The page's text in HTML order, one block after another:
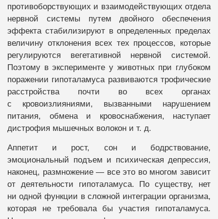
противоборствующих и взаимодействующих отдела
нервной системы путем двойного обеспечения
эффекта стабилизируют в определенных пределах
величину отклонения всех тех процессов, которые
регулируются вегетативной нервной системой.
Поэтому в эксперименте у животных при глубоком
поражении гипоталамуса развиваются трофические
расстройства почти во всех органах
с кровоизлияниями, вызванными нарушением
питания, обмена и кровоснабжения, наступает
дистрофия мышечных волокон и т. д.
Аппетит и рост, сон и бодрствование,
эмоциональный подъем и психическая депрессия,
наконец, размножение — все это во многом зависит
от деятельности гипоталамуса. По существу, нет
ни одной функции в сложной интеграции организма,
которая не требовала бы участия гипоталамуса.